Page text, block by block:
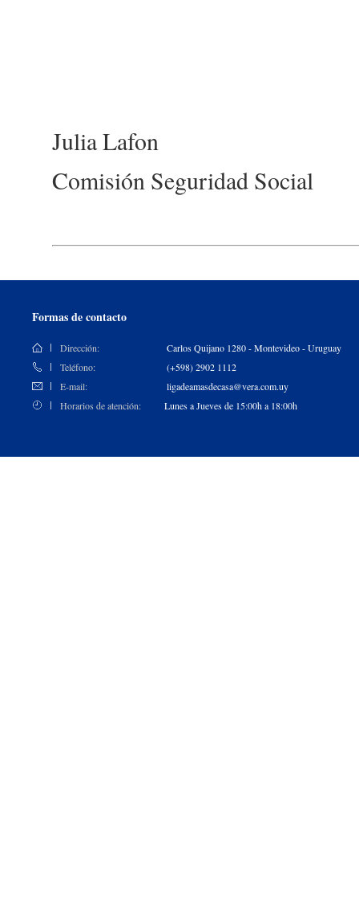
Julia Lafon
Comisión Seguridad Social
Formas de contacto
Dirección:
Carlos Quijano 1280 - Montevideo - Uruguay
Teléfono:
(+598) 2902 1112
E-mail:
ligadeamasdecasa@vera.com.uy
Horarios de atención:
Lunes a Jueves de 15:00h a 18:00h